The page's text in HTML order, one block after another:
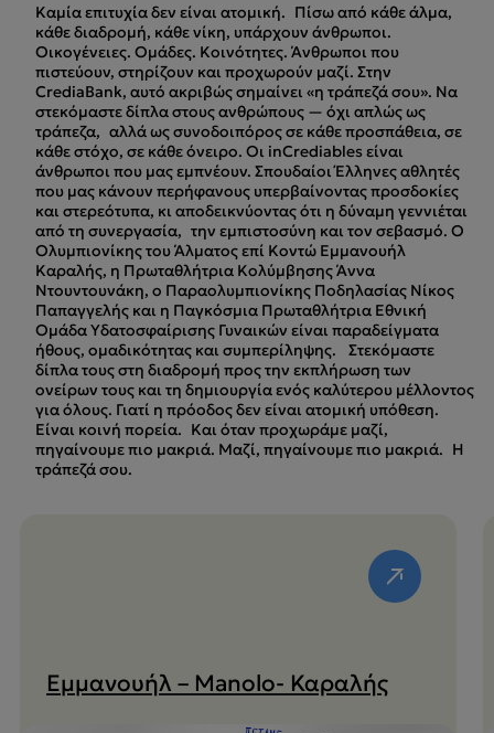
Καμία επιτυχία δεν είναι ατομική. Πίσω από κάθε άλμα,
κάθε διαδρομή, κάθε νίκη, υπάρχουν άνθρωποι.
Οικογένειες. Ομάδες. Κοινότητες. Άνθρωποι που
πιστεύουν, στηρίζουν και προχωρούν μαζί. Στην
CrediaBank, αυτό ακριβώς σημαίνει «η τράπεζά σου». Να
στεκόμαστε δίπλα στους ανθρώπους — όχι απλώς ως
τράπεζα, αλλά ως συνοδοιπόρος σε κάθε προσπάθεια, σε
κάθε στόχο, σε κάθε όνειρο. Οι inCrediables είναι
άνθρωποι που μας εμπνέουν. Σπουδαίοι Έλληνες αθλητές
που μας κάνουν περήφανους υπερβαίνοντας προσδοκίες
και στερεότυπα, κι αποδεικνύοντας ότι η δύναμη γεννιέται
από τη συνεργασία, την εμπιστοσύνη και τον σεβασμό. Ο
Ολυμπιονίκης του Άλματος επί Κοντώ Εμμανουήλ
Καραλής, η Πρωταθλήτρια Κολύμβησης Άννα
Ντουντουνάκη, ο Παραολυμπιονίκης Ποδηλασίας Νίκος
Παπαγγελής και η Παγκόσμια Πρωταθλήτρια Εθνική
Ομάδα Υδατοσφαίρισης Γυναικών είναι παραδείγματα
ήθους, ομαδικότητας και συμπερίληψης. Στεκόμαστε
δίπλα τους στη διαδρομή προς την εκπλήρωση των
ονείρων τους και τη δημιουργία ενός καλύτερου μέλλοντος
για όλους. Γιατί η πρόοδος δεν είναι ατομική υπόθεση.
Είναι κοινή πορεία. Και όταν προχωράμε μαζί,
πηγαίνουμε πιο μακριά. Μαζί, πηγαίνουμε πιο μακριά. Η
τράπεζά σου.
Εμμανουήλ – Manolo- Καραλής